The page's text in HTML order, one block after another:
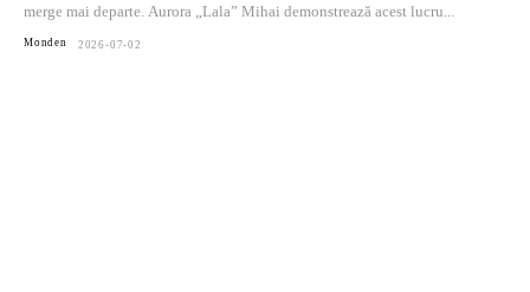
merge mai departe. Aurora „Lala” Mihai demonstrează acest lucru...
Monden 2026-07-02